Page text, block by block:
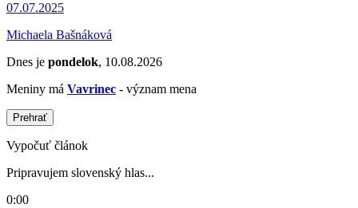
07.07.2025
Michaela Bašnáková
Dnes je pondelok, 10.08.2026
Meniny má Vavrinec - význam mena
Prehrať
Vypočuť článok
Pripravujem slovenský hlas...
0:00